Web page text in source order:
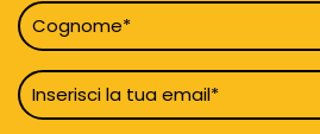
Cognome
*
Email
*